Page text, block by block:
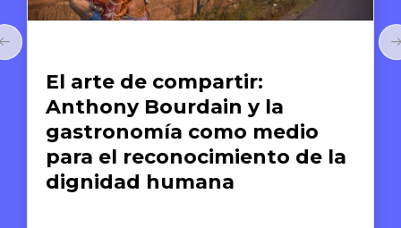
El arte de compartir:
Anthony Bourdain y la
gastronomía como medio
para el reconocimiento de la
dignidad humana